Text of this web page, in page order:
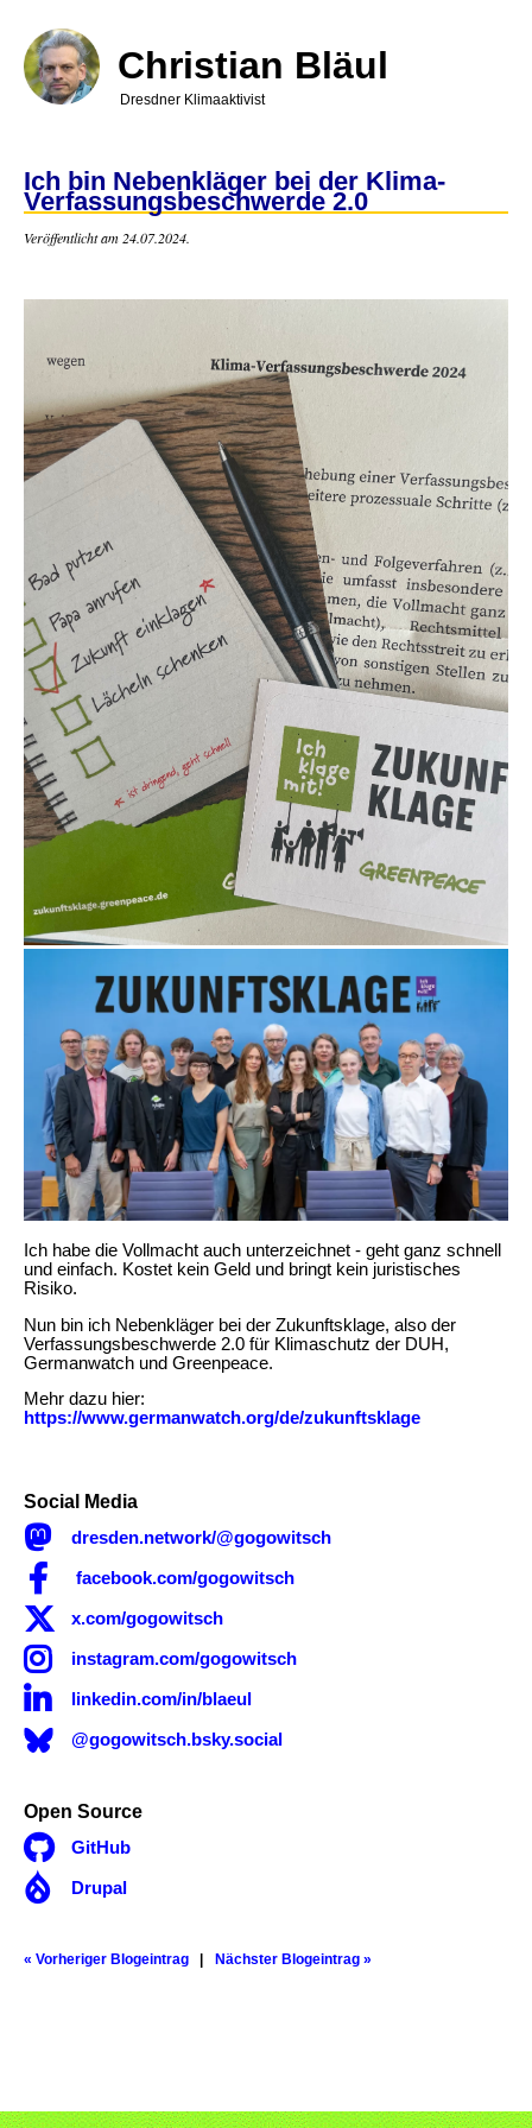
Inhalt
Christian Bläul
Dresdner Klimaaktivist
Ich bin Nebenkläger bei der Klima-
Verfassungsbeschwerde 2.0
Veröffentlicht am 24.07.2024.
Ich habe die Vollmacht auch unterzeichnet - geht ganz schnell
und einfach. Kostet kein Geld und bringt kein juristisches
Risiko.
Nun bin ich Nebenkläger bei der Zukunftsklage, also der
Verfassungsbeschwerde 2.0 für Klimaschutz der DUH,
Germanwatch und Greenpeace.
Mehr dazu hier:
https://www.germanwatch.org/de/zukunftsklage
Social Media
 dresden.network/@gogowitsch
 facebook.com/gogowitsch
 x.com/gogowitsch
 instagram.com/gogowitsch
 linkedin.com/in/blaeul
@gogowitsch.bsky.social
Open Source
 GitHub
 Drupal
« Vorheriger Blogeintrag Nächster Blogeintrag »